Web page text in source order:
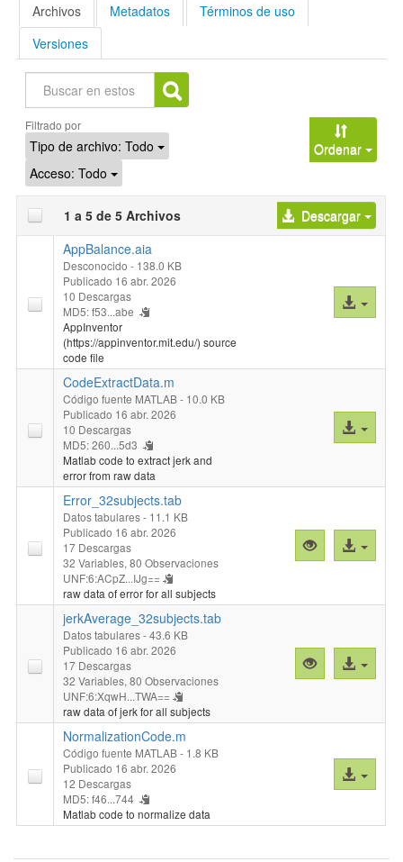
Archivos Metadatos
Términos de uso
Versiones
Buscar
Filtrado por
Tipo de archivo: Todo
Acceso: Todo
Ordenar
1 a 5 de 5 Archivos
Descargar
AppBalance.aia
Desconocido - 138.0 KB
Publicado 16 abr. 2026
10 Descargas
MD5: f53...abe
AppInventor
(https://appinventor.mit.edu/) source
code file
Acceso
al
CodeExtractData.m
Código fuente MATLAB- 10.0 KB
Publicado 16 abr. 2026
10 Descargas
MD5: 260...5d3
Matlab code to extract jerk and
error from raw data
Acceso
al
Error_32subjects.tab
Datos tabulares- 11.1 KB
Publicado 16 abr. 2026
17 Descargas
32 Variables, 80 Observaciones
UNF:6:ACpZ...IJg==
raw data of error for all subjects
Vista
previa
Acceso
al
jerkAverage_32subjects.tab
Datos tabulares- 43.6 KB
Publicado 16 abr. 2026
17 Descargas
32 Variables, 80 Observaciones
UNF:6:XqwH...TWA==
raw data of jerk for all subjects
Vista
previa
Acceso
al
NormalizationCode.m
Código fuente MATLAB- 1.8 KB
Publicado 16 abr. 2026
12 Descargas
MD5: f46...744
Matlab code to normalize data
Acceso
al